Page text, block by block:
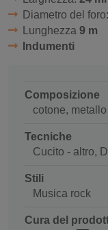
Diametro del foro:
Lunghezza 9 m
Indumenti
Composizione
cotone,
Tecniche
Cucito - altro,
Stili
Musica rock
Cura del